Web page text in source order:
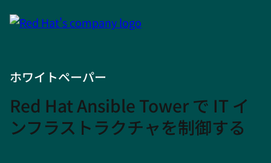
ホワイトペーパー
Red Hat Ansible Tower で IT イ
ンフラストラクチャを制御する